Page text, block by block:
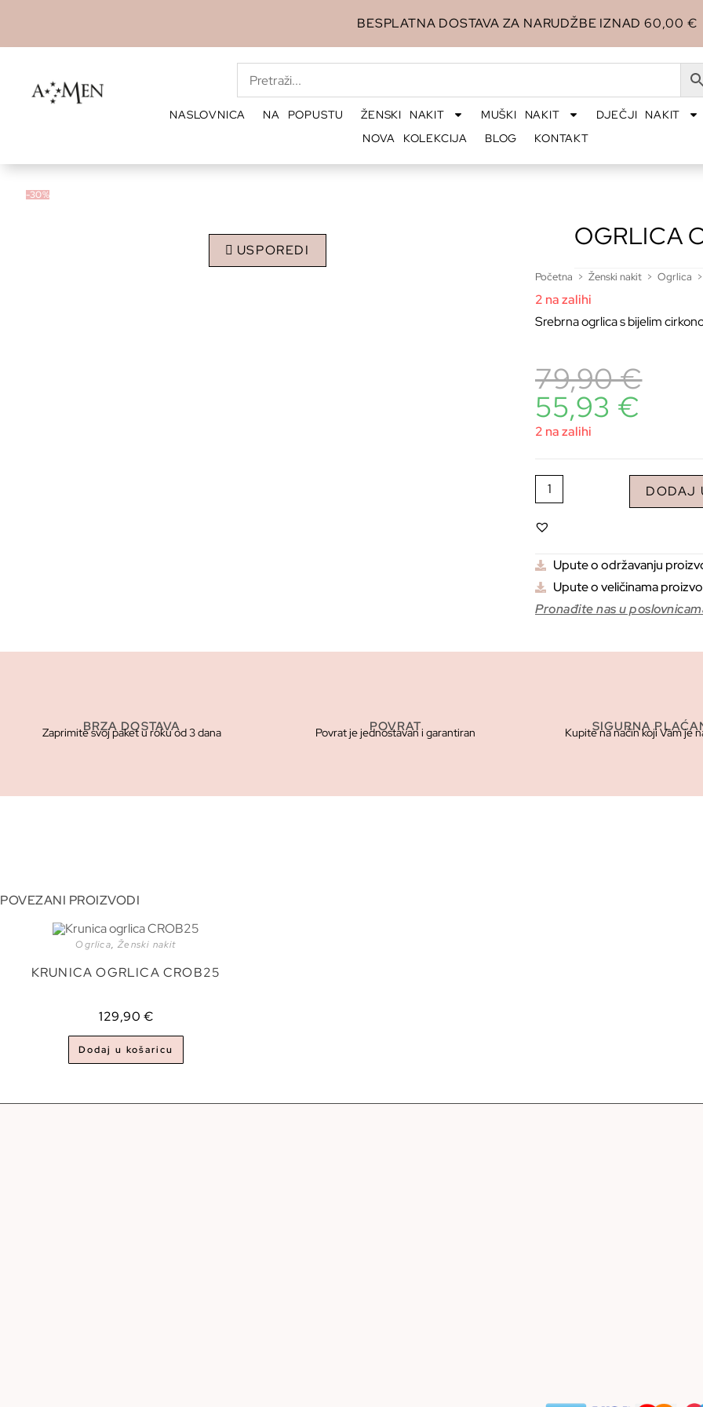
BESPLATNA DOSTAVA ZA NARUDŽBE IZNAD 60,00 €
NASLOVNICA NA POPUSTU ŽENSKI NAKIT MUŠKI NAKIT DJEČJI NAKIT
NOVA KOLEKCIJA
BLOG KONTAKT
-30%
USPOREDI OGRLICA
Početna > Ženski nakit > Ogrlica >
2 na zalihi
Srebrna ogrlica s bijelim
79,90€
55,93 €
2 na zalihi
DODAJ
Upute o održavanju
Upute o veličinama
Pronađite nas u
BRZA DOSTAVA
Zaprimite svoj paket u roku od 3 dana POVRAT
Povrat je jednostavan i garantiran SIGURNA
Kupite na način koji Vam je
POVEZANI PROIZVODI
Ogrlica,Ženski nakit
KRUNICA OGRLICA CROB25
129,90 €
Dodaj u košaricu